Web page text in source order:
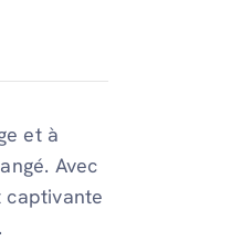
et à
Avec
captivante